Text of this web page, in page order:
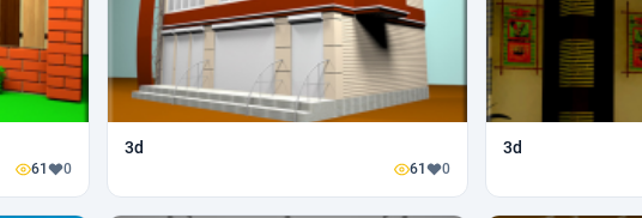
61 0
3d
61 0
3d